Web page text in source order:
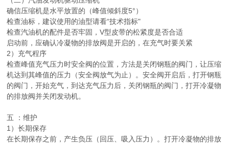
确信压缩机是水平放置的（峰值倾斜度5°）
检查油标，建议使用的油型请看“技术指标"
检查汽油机的配件是否牢固，V型皮带的松紧度是否合适
启动前，应确认冷凝物的排放阀是开启的，在充气时要关紧
2）充气程序
检查峰值充气压力时安全阀的位置，方法是关闭钢瓶的阀门，让压缩
机达到其峰值的压力（安全阀放气为止）。安全阀开启后，打开钢瓶
的阀门，开始充气，到达充气压力后，关闭钢瓶的阀门，打开冷凝物
的排放阀并关闭发动机。
五 ：维护
1）长期保存
在长期保存之前，产生负压（回压、吸入压力）。打开冷凝物的排放